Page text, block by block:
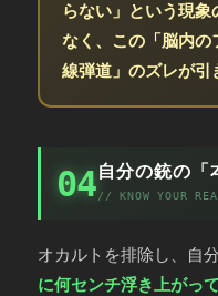
らない」という現
なく、この「脳内の
線弾道」のズレが引
04自分の銃の「
// KNOW YOUR
オカルトを排除し、自
に何センチ浮き上がっ